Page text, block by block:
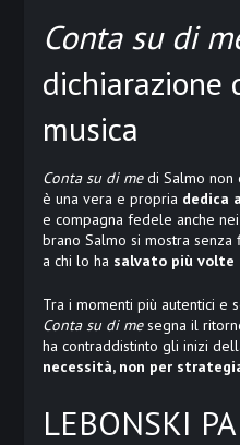
Conta su di
dichiarazione
musica
Conta su di medi Salmo non
è una vera e propria dedica
e compagna fedele anche
brano Salmo si mostra
a chi lo ha salvato più volte
Tra i momenti più autentici e
Conta su di mesegna il
ha contraddistinto gli inizi
necessità, non per
LEBONSKI